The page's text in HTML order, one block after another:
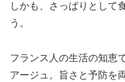
しかも、さっぱりとして
う。
フランス人の生活の知恵
アージュ。旨さと予防を